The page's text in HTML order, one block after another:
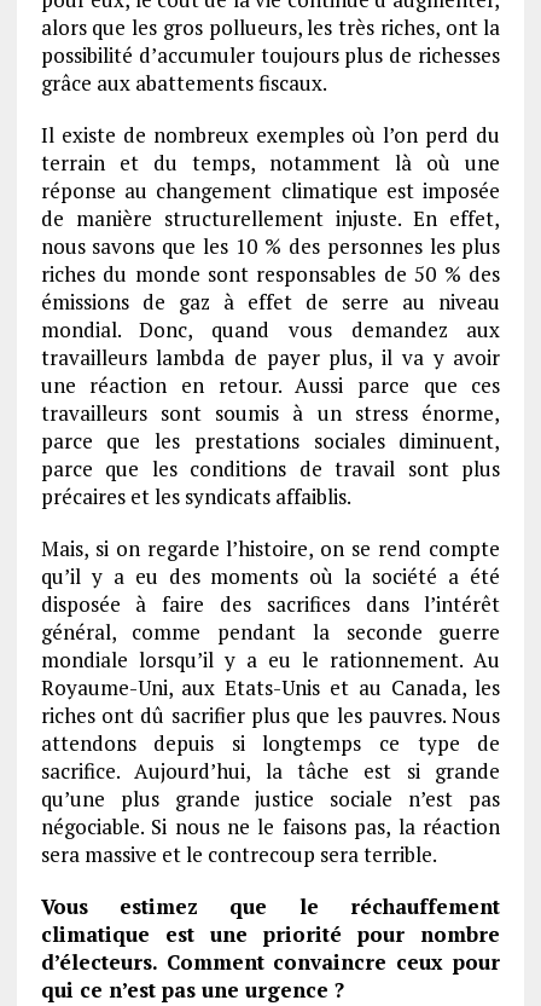
alors que les gros pollueurs, les très riches, ont la
possibilité d’accumuler toujours plus de richesses
grâce aux abattements fiscaux.
Il existe de nombreux exemples où l’on perd du
terrain et du temps, notamment là où une
réponse au changement climatique est imposée
de manière structurellement injuste. En effet,
nous savons que les 10 % des personnes les plus
riches du monde sont responsables de 50 % des
émissions de gaz à effet de serre au niveau
mondial. Donc, quand vous demandez aux
travailleurs lambda de payer plus, il va y avoir
une réaction en retour. Aussi parce que ces
travailleurs sont soumis à un stress énorme,
parce que les prestations sociales diminuent,
parce que les conditions de travail sont plus
précaires et les syndicats affaiblis.
Mais, si on regarde l’histoire, on se rend compte
qu’il y a eu des moments où la société a été
disposée à faire des sacrifices dans l’intérêt
général, comme pendant la seconde guerre
mondiale lorsqu’il y a eu le rationnement. Au
Royaume-Uni, aux Etats-Unis et au Canada, les
riches ont dû sacrifier plus que les pauvres. Nous
attendons depuis si longtemps ce type de
sacrifice. Aujourd’hui, la tâche est si grande
qu’une plus grande justice sociale n’est pas
négociable. Si nous ne le faisons pas, la réaction
sera massive et le contrecoup sera terrible.
Vous estimez que le réchauffement
climatique est une priorité pour nombre
d’électeurs. Comment convaincre ceux pour
qui ce n’est pas une urgence ?